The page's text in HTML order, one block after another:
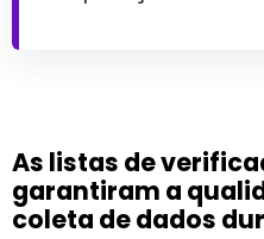
As listas de
garantiram a
coleta de dados